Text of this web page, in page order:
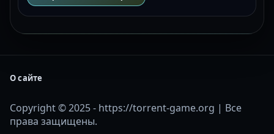
О сайте
Copyright © 2025 - https://torrent-game.org | Все
права защищены.